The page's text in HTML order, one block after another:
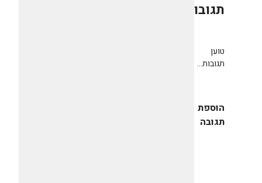
תגובות
טוען
תגובות...
הוספת
תגובה